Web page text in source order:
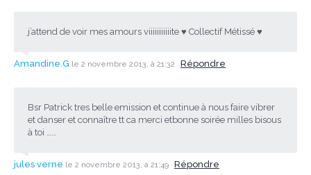
j’attend de voir mes amours viiiiiiiiiiite ♥ Collectif Métissé ♥
Amandine.G le 2 novembre 2013, à 21:32 Répondre
Bsr Patrick tres belle emission et continue à nous faire vibrer
et danser et connaître tt ca merci etbonne soirée milles bisous
à toi ……
jules verne le 2 novembre 2013, à 21:49 Répondre